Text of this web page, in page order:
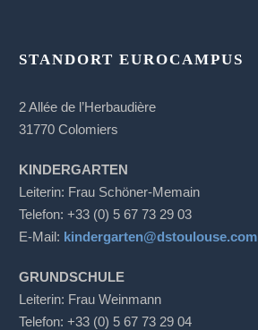
STANDORT EUROCAMPUS
2 Allée de l’Herbaudière
31770 Colomiers
KINDERGARTEN
Leiterin: Frau Schöner-Memain
Telefon: +33 (0) 5 67 73 29 03
E-Mail: kindergarten@dstoulouse.com
GRUNDSCHULE
Leiterin: Frau Weinmann
Telefon: +33 (0) 5 67 73 29 04